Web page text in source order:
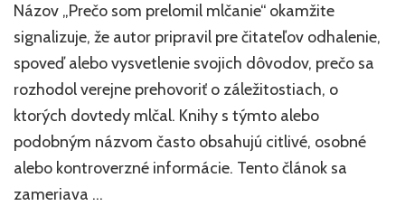
Názov „Prečo som prelomil mlčanie“ okamžite
signalizuje, že autor pripravil pre čitateľov odhalenie,
spoveď alebo vysvetlenie svojich dôvodov, prečo sa
rozhodol verejne prehovoriť o záležitostiach, o
ktorých dovtedy mlčal. Knihy s týmto alebo
podobným názvom často obsahujú citlivé, osobné
alebo kontroverzné informácie. Tento článok sa
zameriava …